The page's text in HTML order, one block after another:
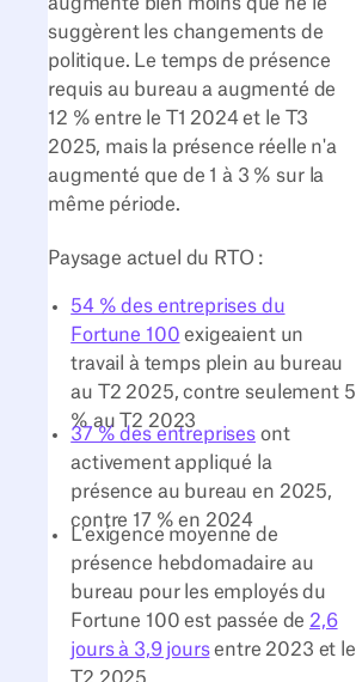
augmenté bien moins que ne le
suggèrent les changements de
politique. Le temps de présence
requis au bureau a augmenté de
12 % entre le T1 2024 et le T3
2025, mais la présence réelle n'a
augmenté que de 1 à 3 % sur la
même période.
Paysage actuel du RTO :
54 % des entreprises du
Fortune 100 exigeaient un
travail à temps plein au bureau
au T2 2025, contre seulement 5
% au T2 2023
37 % des entreprises ont
activement appliqué la
présence au bureau en 2025,
contre 17 % en 2024
L'exigence moyenne de
présence hebdomadaire au
bureau pour les employés du
Fortune 100 est passée de 2,6
jours à 3,9 joursentre 2023 et le